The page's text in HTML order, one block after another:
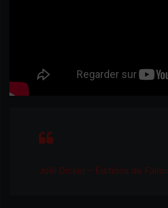
Joël Dicker – Éditions de